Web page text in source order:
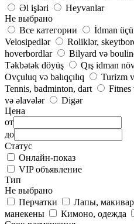
Əl işləri
Heyvanlar
Не выбрано
Все категории
İdman
Velosipedlər
Roliklər,
hoverbordlar
Bilyard və
Təkbətək döyüş
Qış idman
Ovçuluq və balıqçılıq
Turizm
Tennis, badminton, dart
Fitnes
və əlavələr
Digər
Цена
от
до
Статус
Онлайн-показ
VIP объявление
Тип
Не выбрано
Перчатки
Лапы,
манекены
Кимоно, одежда